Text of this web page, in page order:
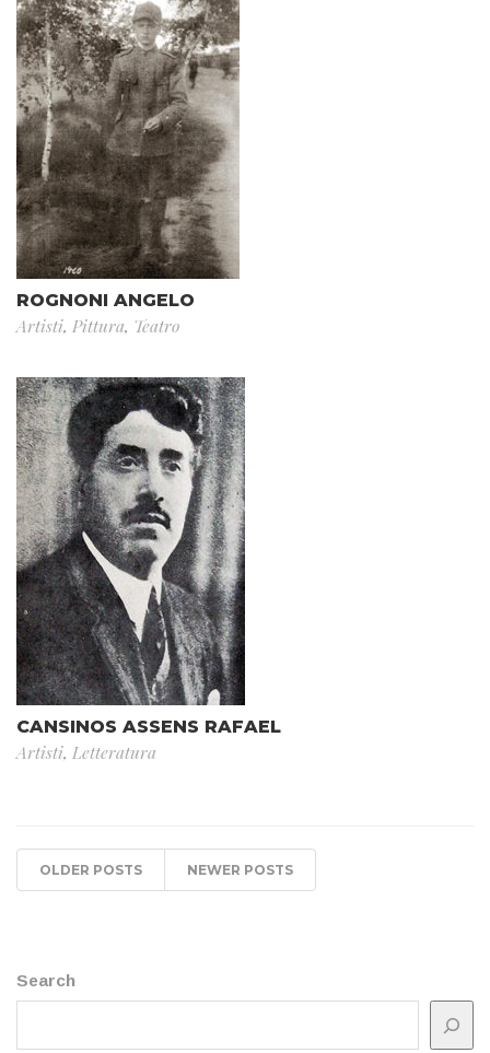
ROGNONI ANGELO
Artisti, Pittura, Teatro
CANSINOS ASSENS RAFAEL
Artisti, Letteratura
OLDER POSTS NEWER POSTS
Search